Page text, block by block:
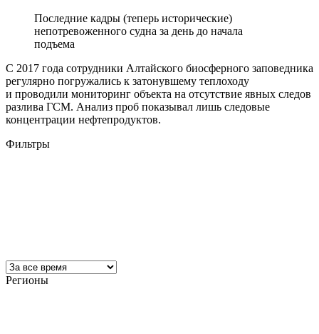
Последние кадры (теперь исторические)
непотревоженного судна за день до начала
подъема
С 2017 года сотрудники Алтайского биосферного заповедника
регулярно погружались к затонувшему теплоходу
и проводили мониторинг объекта на отсутствие явных следов
разлива ГСМ. Анализ проб показывал лишь следовые
концентрации нефтепродуктов.
Фильтры
Регионы